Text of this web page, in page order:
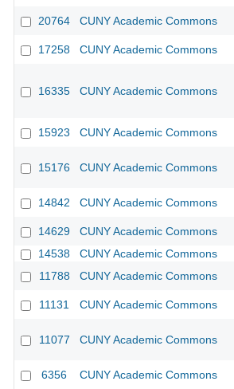
20764 CUNY Academic Commons
17258 CUNY Academic Commons
16335 CUNY Academic Commons
15923 CUNY Academic Commons
15176 CUNY Academic Commons
14842 CUNY Academic Commons
14629 CUNY Academic Commons
14538
CUNY Academic Commons
11788
CUNY Academic Commons
11131 CUNY Academic Commons
11077 CUNY Academic Commons
6356 CUNY Academic Commons